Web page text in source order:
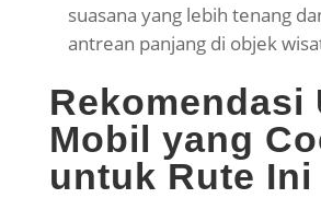
suasana yang lebih tenang
antrean panjang di objek
Rekomendasi
Mobil yang
untuk Rute Ini